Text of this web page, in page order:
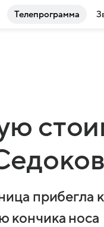
Телепрограмма
прибегла
кончика носа